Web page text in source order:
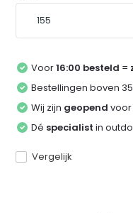
Voor16:00 besteld =
Bestellingen boven
Wij zijn geopend
Dé specialist in
Vergelijk